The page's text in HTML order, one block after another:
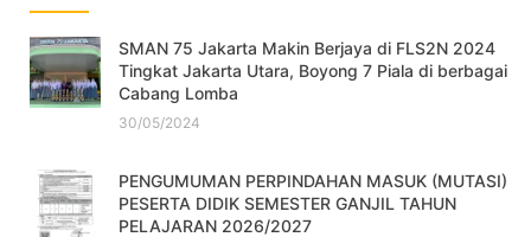
SMAN 75 Jakarta Makin Berjaya di FLS2N 2024
Tingkat Jakarta Utara, Boyong 7 Piala di berbagai
Cabang Lomba
30/05/2024
PENGUMUMAN PERPINDAHAN MASUK (MUTASI)
PESERTA DIDIK SEMESTER GANJIL TAHUN
PELAJARAN 2026/2027